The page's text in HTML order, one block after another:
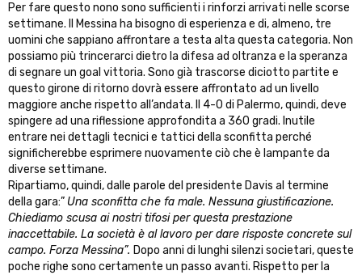
Per fare questo nono sono sufficienti i rinforzi arrivati nelle scorse
settimane. Il Messina ha bisogno di esperienza e di, almeno, tre
uomini che sappiano affrontare a testa alta questa categoria. Non
possiamo più trincerarci dietro la difesa ad oltranza e la speranza
di segnare un goal vittoria. Sono già trascorse diciotto partite e
questo girone di ritorno dovrà essere affrontato ad un livello
maggiore anche rispetto all’andata. Il 4-0 di Palermo, quindi, deve
spingere ad una riflessione approfondita a 360 gradi. Inutile
entrare nei dettagli tecnici e tattici della sconfitta perché
significherebbe esprimere nuovamente ciò che è lampante da
diverse settimane.
Ripartiamo, quindi, dalle parole del presidente Davis al termine
della gara:” Una sconfitta che fa male. Nessuna giustificazione.
Chiediamo scusa ai nostri tifosi per questa prestazione
inaccettabile. La società è al lavoro per dare risposte concrete sul
campo. Forza Messina”. Dopo anni di lunghi silenzi societari, queste
poche righe sono certamente un passo avanti. Rispetto per la